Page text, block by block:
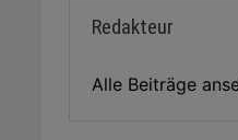
Redakteur
Alle Beiträge